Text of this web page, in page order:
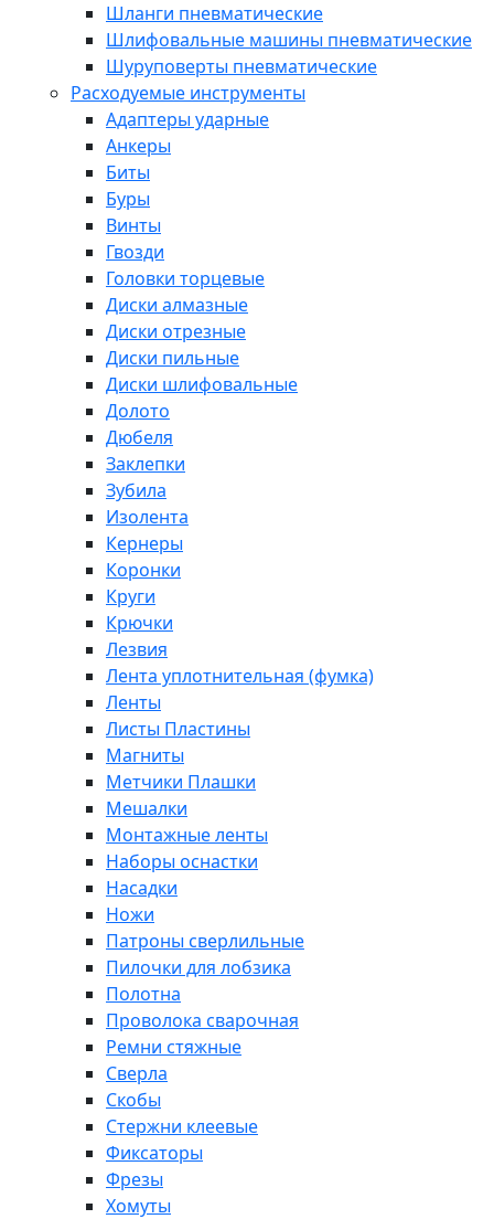
Шланги пневматические
Шлифовальные машины пневматические
Шуруповерты пневматические
Расходуемые инструменты
Адаптеры ударные
Анкеры
Биты
Буры
Винты
Гвозди
Головки торцевые
Диски алмазные
Диски отрезные
Диски пильные
Диски шлифовальные
Долото
Дюбеля
Заклепки
Зубила
Изолента
Кернеры
Коронки
Круги
Крючки
Лезвия
Лента уплотнительная (фумка)
Ленты
Листы Пластины
Магниты
Метчики Плашки
Мешалки
Монтажные ленты
Наборы оснастки
Насадки
Ножи
Патроны сверлильные
Пилочки для лобзика
Полотна
Проволока сварочная
Ремни стяжные
Сверла
Скобы
Стержни клеевые
Фиксаторы
Фрезы
Хомуты